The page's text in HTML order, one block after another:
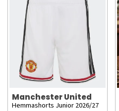
Manchester United
Hemmashorts Junior 2026/27